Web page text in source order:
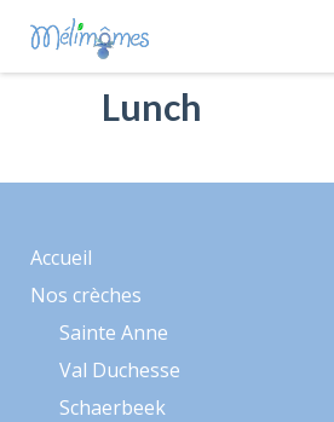
content
Lunch
Accueil
Nos crèches
Sainte Anne
Val Duchesse
Schaerbeek